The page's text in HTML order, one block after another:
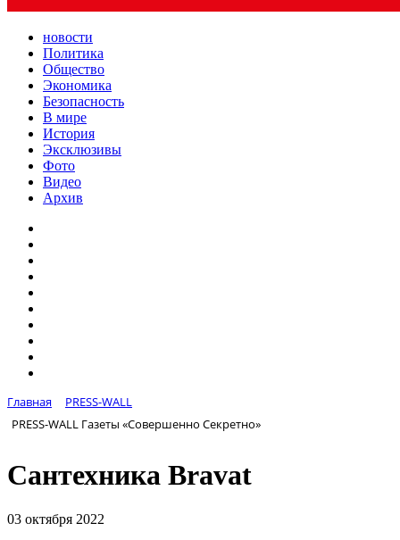
новости
Политика
Общество
Экономика
Безопасность
В мире
История
Эксклюзивы
Фото
Видео
Архив
Главная
PRESS-WALL
PRESS-WALL Газеты «Совершенно Секретно»
Сантехника Bravat
03 октября 2022